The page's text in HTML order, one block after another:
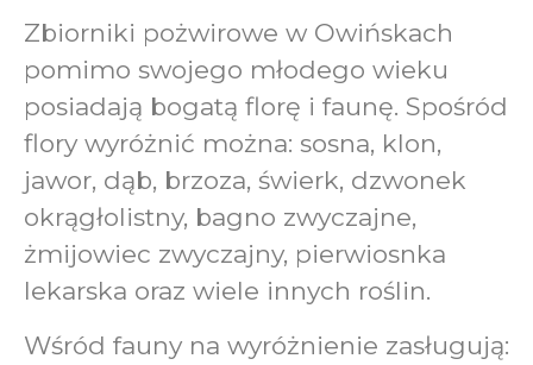
Zbiorniki pożwirowe w Owińskach
pomimo swojego młodego wieku
posiadają bogatą florę i faunę. Spośród
flory wyróżnić można: sosna, klon,
jawor, dąb, brzoza, świerk, dzwonek
okrągłolistny, bagno zwyczajne,
żmijowiec zwyczajny, pierwiosnka
lekarska oraz wiele innych roślin.
Wśród fauny na wyróżnienie zasługują: